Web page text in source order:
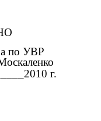
по УВР
г.